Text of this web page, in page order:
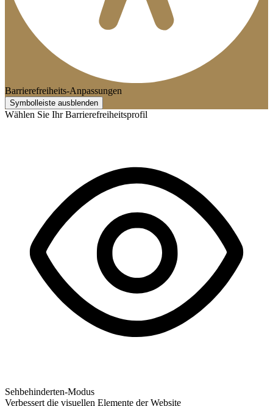
Barrierefreiheits-Anpassungen
Symbolleiste ausblenden
Wählen Sie Ihr Barrierefreiheitsprofil
Sehbehinderten-Modus
Verbessert die visuellen Elemente der Website